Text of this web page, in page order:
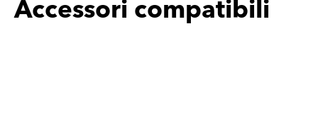
Accessori compatibili